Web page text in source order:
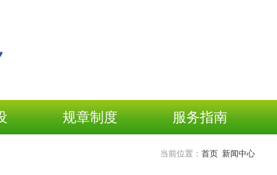
规章制度 服务指南
当前位置： 首页 新闻中心